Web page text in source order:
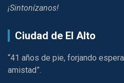
¡Sintonízanos!
Ciudad de El Alto
“41 años de pie, forjando
amistad”.